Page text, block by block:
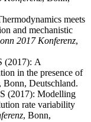
meets
and mechanistic
2017 Konferenz,
(2017): A
in the presence of
, Bonn, Deutschland.
S (2017): Modelling
rate variability
, Bonn,